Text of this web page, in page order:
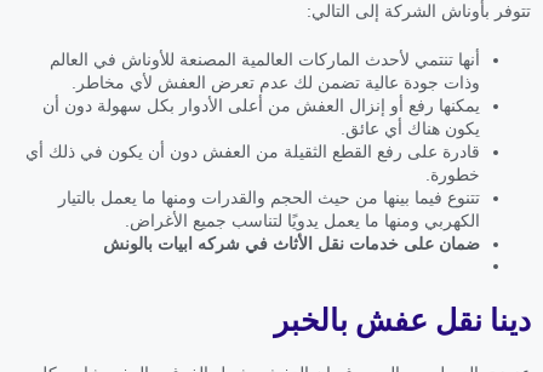
تتوفر بأوناش الشركة إلى التالي:
أنها تنتمي لأحدث الماركات العالمية المصنعة للأوناش في العالم
وذات جودة عالية تضمن لك عدم تعرض العفش لأي مخاطر.
يمكنها رفع أو إنزال العفش من أعلى الأدوار بكل سهولة دون أن
يكون هناك أي عائق.
قادرة على رفع القطع الثقيلة من العفش دون أن يكون في ذلك أي
خطورة.
تتنوع فيما بينها من حيث الحجم والقدرات ومنها ما يعمل بالتيار
الكهربي ومنها ما يعمل يدويًا لتناسب جميع الأغراض.
ضمان على خدمات نقل الأثاث في شركه ابيات بالونش
دينا نقل عفش بالخبر